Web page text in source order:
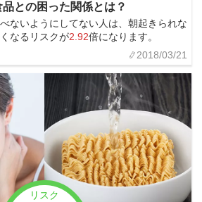
との困った関係とは？
ないようにしてない人は、朝起きられな
なるリスクが2.92倍になります。
2018/03/21
リスク